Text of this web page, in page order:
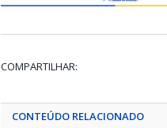
COMPARTILHAR:
CONTEÚDO RELACIONADO